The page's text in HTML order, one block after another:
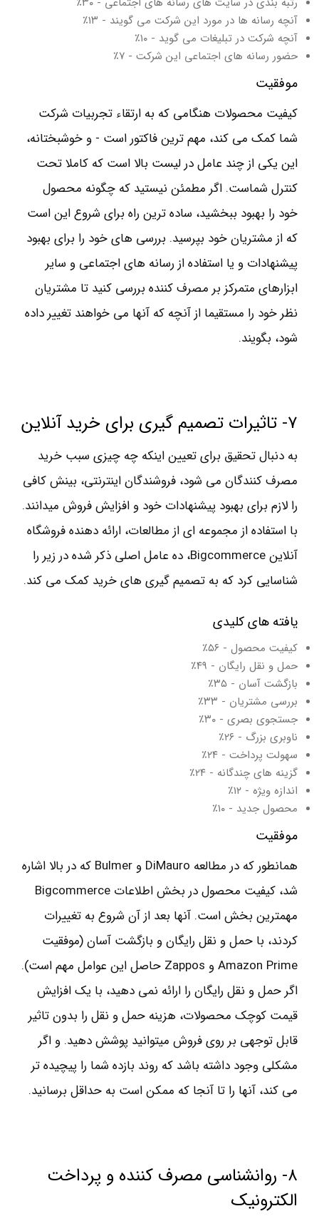
آنچه رسانه ها در مورد این شرکت می گویند - ۱۳٪
آنچه شرکت در تبلیغات می گوید - ۱۰٪
حضور رسانه های اجتماعی این شرکت - ۷٪
موفقیت
کیفیت محصولات هنگامی که به ارتقاء تجربیات شرکت
شما کمک می کند، مهم ترین فاکتور است - و خوشبختانه،
این یکی از چند عامل در لیست بالا است که کاملا تحت
کنترل شماست. اگر مطمئن نیستید که چگونه محصول
خود را بهبود ببخشید، ساده ترین راه برای شروع این است
که از مشتریان خود بپرسید. بررسی های خود را برای بهبود
پیشنهادات و یا استفاده از رسانه های اجتماعی و سایر
ابزارهای متمرکز بر مصرف کننده بررسی کنید تا مشتریان
نظر خود را مستقیما از آنچه که آنها می خواهند تغییر داده
شود، بگویند.
۷- تاثیرات تصمیم گیری برای خرید آنلاین
به دنبال تحقیق برای تعیین اینکه چه چیزی سبب خرید
مصرف کنندگان می شود، فروشندگان اینترنتی، بینش کافی
را لازم برای بهبود پیشنهادات خود و افزایش فروش میدانند.
با استفاده از مجموعه ای از مطالعات، ارائه دهنده فروشگاه
آنلاین Bigcommerce، ده عامل اصلی ذکر شده در زیر را
شناسایی کرد که به تصمیم گیری های خرید کمک می کند.
یافته های کلیدی
کیفیت محصول - ۵۶٪
حمل و نقل رایگان - ۴۹٪
بازگشت آسان - ۳۵٪
بررسی مشتریان - ۳۳٪
جستجوی بصری - ۳۰٪
ناوبری بزرگ - ۲۶٪
سهولت پرداخت - ۲۴٪
گزینه های چندگانه - ۲۴٪
اندازه ویژه - ۱۲٪
محصول جدید - ۱۰٪
موفقیت
همانطور که در مطالعه DiMauro و Bulmer که در بالا اشاره
شد، کیفیت محصول در بخش اطلاعات Bigcommerce
مهمترین بخش است. آنها بعد از آن شروع به تغییرات
کردند، با حمل و نقل رایگان و بازگشت آسان (موفقیت
Amazon Prime و Zappos حاصل این عوامل مهم است).
اگر حمل و نقل رایگان را ارائه نمی دهید، با یک افزایش
قیمت کوچک محصولات، هزینه حمل و نقل را بدون تاثیر
قابل توجهی بر روی فروش میتوانید پوشش دهید. و اگر
مشکلی وجود داشته باشد که روند بازده شما را پیچیده تر
می کند، آنها را تا آنجا که ممکن است به حداقل برسانید.
۸- روانشناسی مصرف کننده و پرداخت
الکترونیک